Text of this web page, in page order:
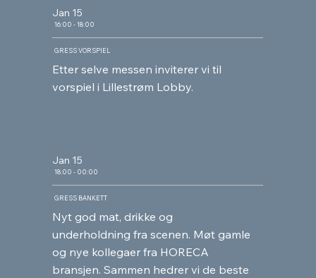
Jan 15
16:00 - 18:00
GRESS VORSPIEL
Etter selve messen inviterer vi til
vorspiel i Lillestrøm Lobby.
Jan 15
18:00 - 00:00
GRESS BANKETT
Nyt god mat, drikke og
underholdning fra scenen. Møt gamle
og nye kollegaer fra HORECA
bransjen. Sammen hedrer vi de beste